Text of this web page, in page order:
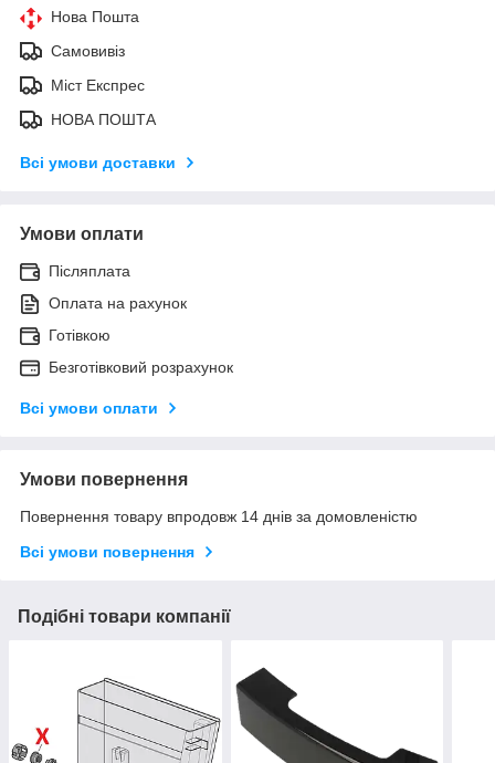
Нова Пошта
Самовивіз
Міст Експрес
НОВА ПОШТА
Всі умови доставки
Умови оплати
Післяплата
Оплата на рахунок
Готівкою
Безготівковий розрахунок
Всі умови оплати
Умови повернення
Повернення товару впродовж 14 днів за домовленістю
Всі умови повернення
Подібні товари компанії